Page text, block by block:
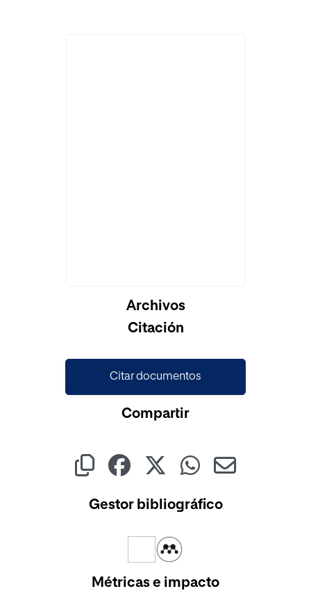
Cargando...
Archivos
Citación
Citar documentos
Compartir
Gestor bibliográfico
Métricas e impacto